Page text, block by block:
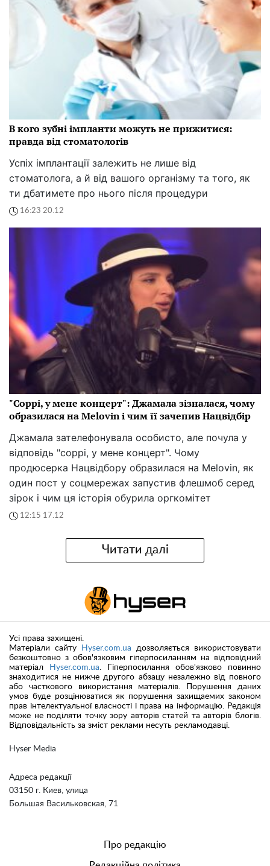
В кого зубні імпланти можуть не прижитися:
правда від стоматологів
Успіх імплантації залежить не лише від
стоматолога, а й від вашого організму та того, як
ти дбатимете про нього після процедури
16:23 20.12
"Соррі, у мене концерт": Джамала зізналася, чому
образилася на Melovin і чим її зачепив Нацвідбір
Джамала зателефонувала особисто, але почула у
відповідь "соррі, у мене концерт". Чому
продюсерка Нацвідбору образилася на Melovin, як
один пост у соцмережах запустив флешмоб серед
зірок і чим ця історія обурила оргкомітет
12:15 17.12
Читати далі
Hyser Media
Адреса редакції
03150 г. Киев, улица
Большая Васильковская, 71
Усі права захищені.
Матеріали сайту
Hyser.com.ua дозволяється використовувати
безкоштовно з обов'язковим гіперпосиланням на відповідний
матеріал
Hyser.com.ua . Гіперпосилання обов'язково повинно
знаходитися не нижче другого абзацу незалежно від повного
або часткового використання матеріалів. Порушення даних
умов буде розцінюватися як порушення захищаемих законом
прав інтелектуальної власності і права на інформацію. Редакція
може не поділяти точку зору авторів статей та авторів блогів.
Відповідальність за зміст реклами несуть рекламодавці.
Про редакцію